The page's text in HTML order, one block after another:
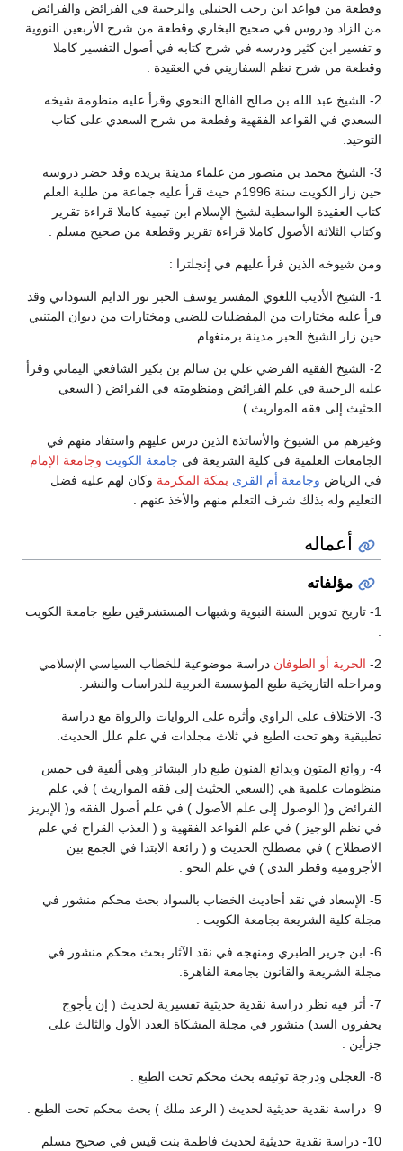
وقطعة من قواعد ابن رجب الحنبلي والرحبية في الفرائض والفرائض
من الزاد ودروس في صحيح البخاري وقطعة من شرح الأربعين النووية
و تفسير ابن كثير ودرسه في شرح كتابه في أصول التفسير كاملا
وقطعة من شرح نظم السفاريني في العقيدة .
2- الشيخ عبد الله بن صالح الفالح النحوي وقرأ عليه منظومة شيخه
السعدي في القواعد الفقهية وقطعة من شرح السعدي على كتاب
التوحيد.
3- الشيخ محمد بن منصور من علماء مدينة بريده وقد حضر دروسه
حين زار الكويت سنة 1996م حيث قرأ عليه جماعة من طلبة العلم
كتاب العقيدة الواسطية لشيخ الإسلام ابن تيمية كاملا قراءة تقرير
وكتاب الثلاثة الأصول كاملا قراءة تقرير وقطعة من صحيح مسلم .
ومن شيوخه الذين قرأ عليهم في إنجلترا :
1- الشيخ الأديب اللغوي المفسر يوسف الحبر نور الدايم السوداني وقد
قرأ عليه مختارات من المفضليات للضبي ومختارات من ديوان المتنبي
حين زار الشيخ الحبر مدينة برمنغهام .
2- الشيخ الفقيه الفرضي علي بن سالم بن بكير الشافعي اليماني وقرأ
عليه الرحبية في علم الفرائض ومنظومته في الفرائض ( السعي
الحثيث إلى فقه المواريث ).
وغيرهم من الشيوخ والأساتذة الذين درس عليهم واستفاد منهم في
الجامعات العلمية في كلية الشريعة في جامعة الكويت وجامعة الإمام
في الرياض وجامعة أم القرى بمكة المكرمة وكان لهم عليه فضل
التعليم وله بذلك شرف التعلم منهم والأخذ عنهم .
أعماله
مؤلفاته
1- تاريخ تدوين السنة النبوية وشبهات المستشرقين طبع جامعة الكويت
.
2- الحرية أو الطوفان دراسة موضوعية للخطاب السياسي الإسلامي
ومراحله التاريخية طبع المؤسسة العربية للدراسات والنشر.
3- الاختلاف على الراوي وأثره على الروايات والرواة مع دراسة
تطبيقية وهو تحت الطبع في ثلاث مجلدات في علم علل الحديث.
4- روائع المتون وبدائع الفنون طبع دار البشائر وهي ألفية في خمس
منظومات علمية هي (السعي الحثيث إلى فقه المواريث ) في علم
الفرائض و( الوصول إلى علم الأصول ) في علم أصول الفقه و( الإبريز
في نظم الوجيز ) في علم القواعد الفقهية و ( العذب القراح في علم
الاصطلاح ) في مصطلح الحديث و ( رائعة الابتدا في الجمع بين
الأجرومية وقطر الندى ) في علم النحو .
5- الإسعاد في نقد أحاديث الخضاب بالسواد بحث محكم منشور في
مجلة كلية الشريعة بجامعة الكويت .
6- ابن جرير الطبري ومنهجه في نقد الآثار بحث محكم منشور في
مجلة الشريعة والقانون بجامعة القاهرة.
7- أثر فيه نظر دراسة نقدية حديثية تفسيرية لحديث ( إن يأجوج
يحفرون السد) منشور في مجلة المشكاة العدد الأول والثالث على
جزأين .
8- العجلي ودرجة توثيقه بحث محكم تحت الطبع .
9- دراسة نقدية حديثية لحديث ( الرعد ملك ) بحث محكم تحت الطبع .
10- دراسة نقدية حديثية لحديث فاطمة بنت قيس في صحيح مسلم